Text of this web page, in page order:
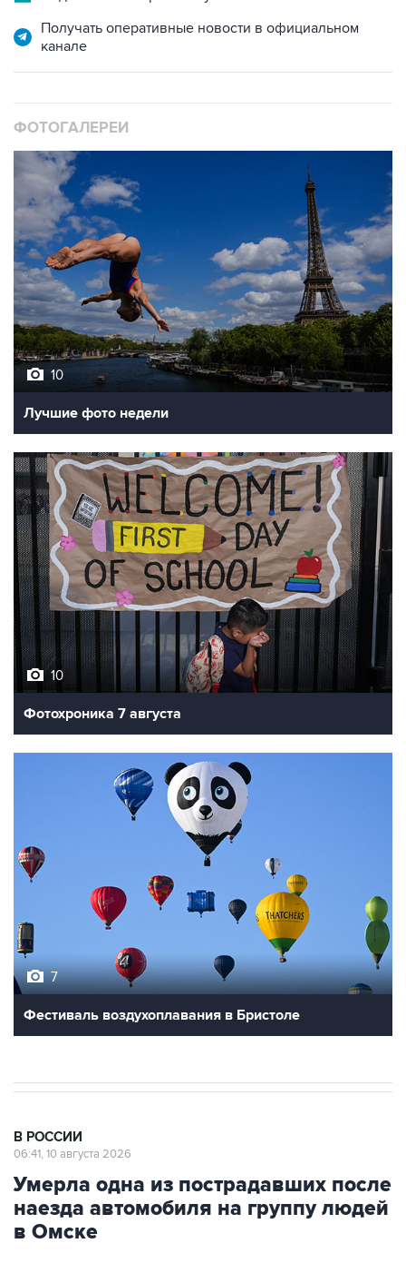
10
Лучшие фото недели
10
Фотохроника 7 августа
Фестиваль воздухоплавания в Бристоле
Умерла одна из пострадавших после
наезда автомобиля на группу людей
в Омске
Москва. 10 августа. INTERFAX.RU - Одна из